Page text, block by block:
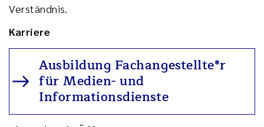
Verständnis.
Karriere
Ausbildung Fachangestellte*r
für Medien- und
Informationsdienste